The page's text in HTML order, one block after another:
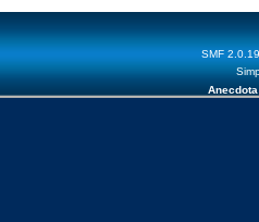
SMF 2.0.19
Anecdota